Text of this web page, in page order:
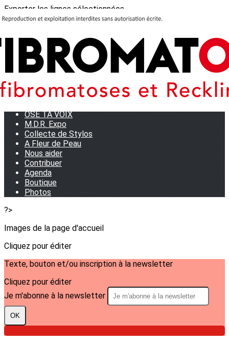
Exporter les lignes sélectionnées
Exporter toutes les colonnes
Journées Partage 2026 - La Rochelle
Les manifestations
OSE TA VOIX
M.D.R. Expo
Collecte de Stylos
A Fleur de Peau
Nous aider
Contribuer
Agenda
Boutique
Photos
?>
Images de la page d'accueil
Cliquez pour éditer
Texte, bouton et/ou inscription à la newsletter
Cliquez pour éditer
Je m'abonne à la newsletter
OK